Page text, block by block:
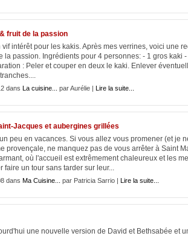
fruit de la passion
intérêt pour les kakis. Après mes verrines, voici une
la passion. Ingrédients pour 4 personnes: - 1 gros kaki
: Peler et couper en deux le kaki. Enlever
dans La cuisine... par Aurélie | Lire la suite...
Jacques et aubergines grillées
peu en vacances. Si vous allez vous promener (et je
provençale, ne manquez pas de vous arrêter à Saint
où l'accueil est extrêmement chaleureux et les
faire un tour sans tarder sur leur...
dans Ma Cuisine... par Patricia Sarrio | Lire la suite...
une nouvelle version de David et Bethsabée et